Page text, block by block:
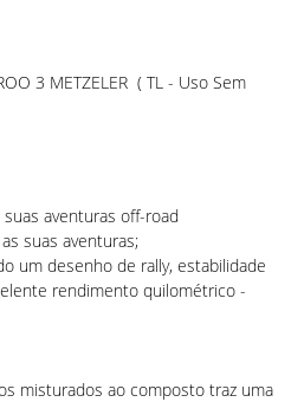
3 METZELER ( TL - Uso Sem
aventuras off-road
suas aventuras;
um desenho de rally, estabilidade
rendimento quilométrico -
misturados ao composto traz uma